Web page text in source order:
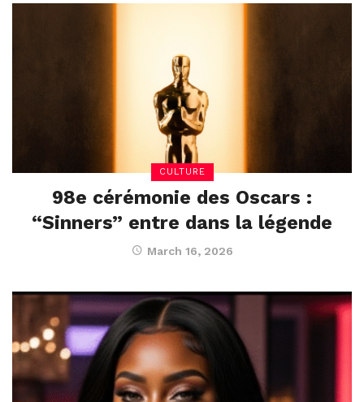
CULTURE
98e cérémonie des Oscars :
“Sinners” entre dans la légende
March 16, 2026